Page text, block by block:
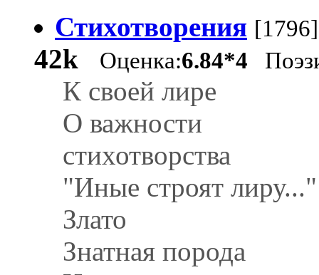
Стихотворения [1796]
42k Оценка:6.84*4
К своей лире
О важности
стихотворства
"Иные строят лиру..."
Злато
Знатная порода